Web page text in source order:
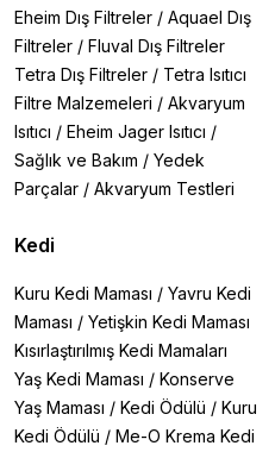
Eheim Dış Filtreler / Aquael Dış
Filtreler / Fluval Dış Filtreler
Tetra Dış Filtreler / Tetra Isıtıcı
Filtre Malzemeleri / Akvaryum
Isıtıcı / Eheim Jager Isıtıcı /
Sağlık ve Bakım / Yedek
Parçalar / Akvaryum Testleri
Kedi
Kuru Kedi Maması / Yavru Kedi
Maması / Yetişkin Kedi Maması
Kısırlaştırılmış Kedi Mamaları
Yaş Kedi Maması / Konserve
Yaş Maması / Kedi Ödülü / Kuru
Kedi Ödülü / Me-O Krema Kedi